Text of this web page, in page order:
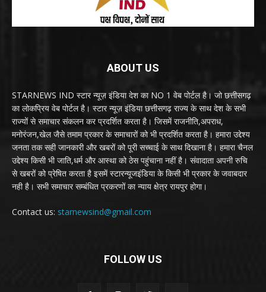
ABOUT US
STARNEWS IND स्टार न्यूज़ इंडिया देश का NO 1 वेब पोर्टल है। जो छत्तीसगढ़
का लोकप्रिय वेब पोर्टल है। स्टार न्यूज़ इंडिया छत्तीसगढ़ राज्य के साथ देश के सभी
राज्यों से समाचार संकलन कर प्रदर्शित करता है। जिसमें राजनीति,अपराध,
मनोरंजन,खेल जैसे तमाम प्रकार के समाचारों को भी प्रदर्शित करता है। हमारा उद्देश्य
जनता तक सही जानकारी और खबरों को पूरी सच्चाई के साथ दिखाना है। हमारा चैनल
उद्देश्य किसी भी जाति,धर्म और आस्था को ठेस पहुंचाना नहीं है। संवादाता अपनी रुचि
से खबरों को प्रेषित करता है इसमें स्टारन्यूजइंडिया के किसी भी प्रकार के जवाबदार
नही है। सभी समाचार सम्बंधित प्रकरणों का न्याय क्षेत्र रायपुर होगा।
Contact us: starnewsind@gmail.com
FOLLOW US